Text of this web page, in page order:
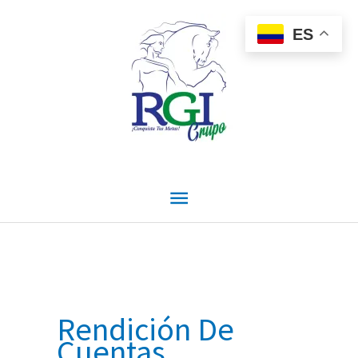
Menú
principal
Rendición De
ES